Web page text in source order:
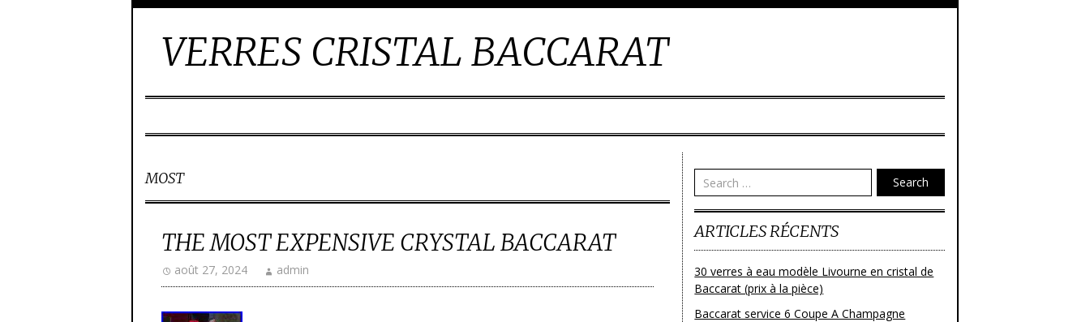
VERRES CRISTAL BACCARAT
MOST
THE MOST EXPENSIVE CRYSTAL BACCARAT
août 27, 2024 admin
Search
ARTICLES RÉCENTS
30 verres à eau modèle Livourne en cristal de
Baccarat (prix à la pièce)
Baccarat service 6 Coupe A Champagne